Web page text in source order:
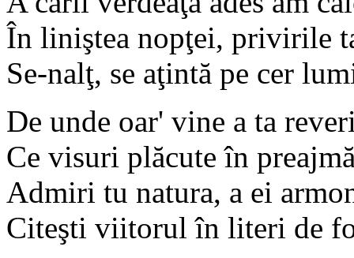
În liniştea nopţei, privirile
Se-nalţ, se aţintă pe cer
De unde oar' vine a ta
Ce visuri plăcute în
Admiri tu natura, a ei
Citeşti viitorul în literi de